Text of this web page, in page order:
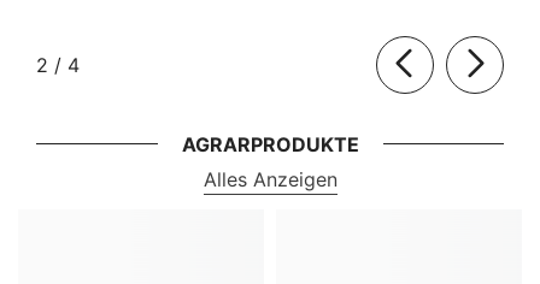
2 / von
4
AGRARPRODUKTE
Alles Anzeigen